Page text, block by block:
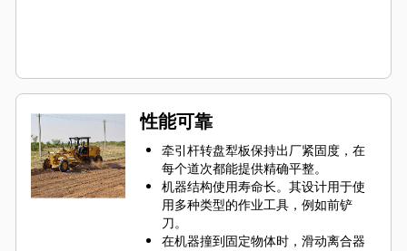
性能可靠
牵引杆转盘犁板保持出厂紧固度，在
每个道次都能提供精确平整。
机器结构使用寿命长。其设计用于使
用多种类型的作业工具，例如前铲
刀。
在机器撞到固定物体时，滑动离合器